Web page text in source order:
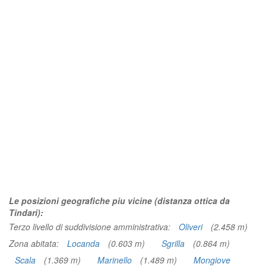
Le posizioni geografiche piu vicine (distanza ottica da
Tindari):
Terzo livello di suddivisione amministrativa:
Oliveri
(2.458 m)
Zona abitata:
Locanda (0.603 m) Sgrilla
(0.864 m)
Scala
(1.369 m) Marinello (1.489 m)
Mongiove